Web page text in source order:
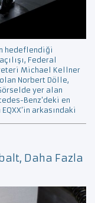
hedeflendiği
Federal
Michael Kellner
Norbert Dölle,
yer alan
Benz’deki en
arkasındaki
Daha Fazla